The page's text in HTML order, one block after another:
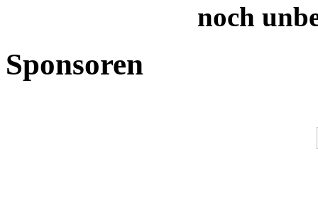
noch
Sponsoren